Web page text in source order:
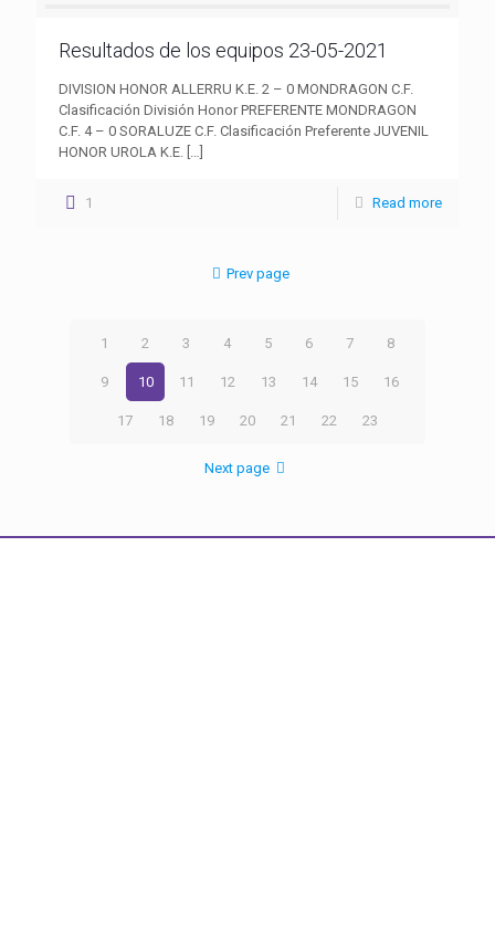
Resultados de los equipos 23-05-2021
DIVISION HONOR ALLERRU K.E. 2 – 0 MONDRAGON C.F.
Clasificación División Honor PREFERENTE MONDRAGON
C.F. 4 – 0 SORALUZE C.F. Clasificación Preferente JUVENIL
HONOR UROLA K.E. […]
1 Read more
Prev page
1 2 3 4 5 6 7 8
9 10 11 12 13 14 15 16
17 18 19 20 21 22 23
Next page